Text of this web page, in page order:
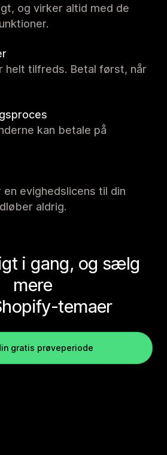
og virker altid med de
helt tilfreds. Betal først, når
kan betale på
en evighedslicens til din
aldrig.
i gang, og sælg
mere
temaer
gratis prøveperiode